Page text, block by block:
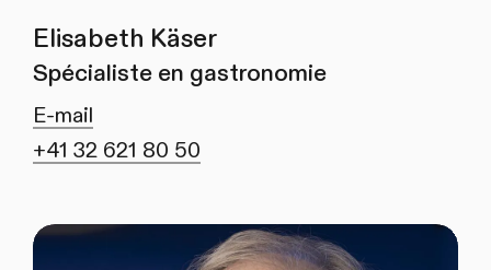
Elisabeth Käser
Spécialiste en gastronomie
E-mail
+41 32 621 80 50